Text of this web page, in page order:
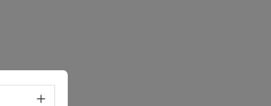
Volba jazyka - Otevřít menu